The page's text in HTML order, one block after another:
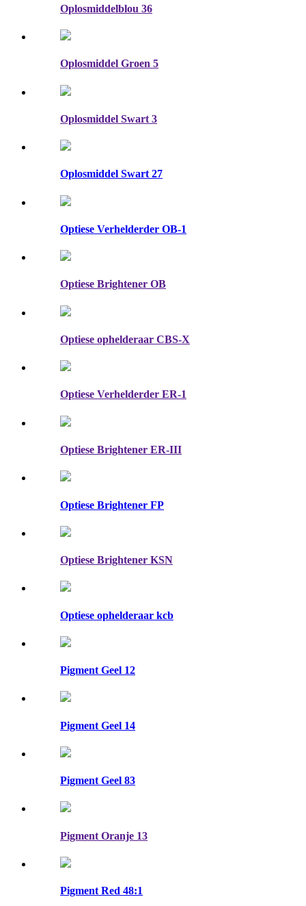
Oplosmiddelblou 36
Oplosmiddel Groen 5
Oplosmiddel Swart 3
Oplosmiddel Swart 27
Optiese Verhelderder OB-1
Optiese Brightener OB
Optiese ophelderaar CBS-X
Optiese Verhelderder ER-1
Optiese Brightener ER-III
Optiese Brightener FP
Optiese Brightener KSN
Optiese ophelderaar kcb
Pigment Geel 12
Pigment Geel 14
Pigment Geel 83
Pigment Oranje 13
Pigment Red 48:1